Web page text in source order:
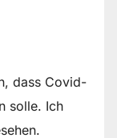
dass Covid-
solle. Ich